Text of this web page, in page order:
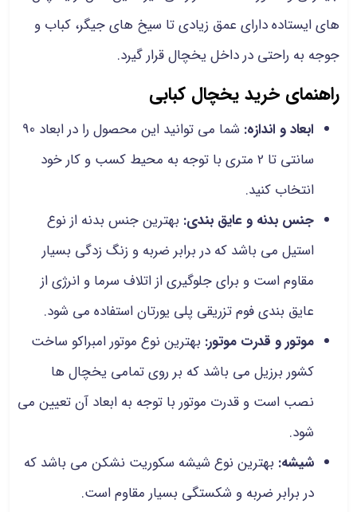
های ایستاده دارای عمق زیادی تا سیخ های جیگر، کباب و
جوجه به راحتی در داخل یخچال قرار گیرد.
راهنمای خرید یخچال کبابی
ابعاد و اندازه:
شما می توانید این محصول را در ابعاد 90
سانتی تا 2 متری با توجه به محیط کسب و کار خود
انتخاب کنید.
جنس بدنه و عایق بندی: بهترین جنس بدنه از نوع
استیل می باشد که در برابر ضربه و زنگ زدگی بسیار
مقاوم است و برای جلوگیری از اتلاف سرما و انرژی از
عایق بندی فوم تزریقی پلی یورتان استفاده می شود.
موتور و قدرت موتور: بهترین نوع موتور امبراکو ساخت
کشور برزیل می باشد که بر روی تمامی یخچال ها
نصب است و قدرت موتور با توجه به ابعاد آن تعیین می
شود.
شیشه: بهترین نوع شیشه سکوریت نشکن می باشد که
در برابر ضربه و شکستگی بسیار مقاوم است.